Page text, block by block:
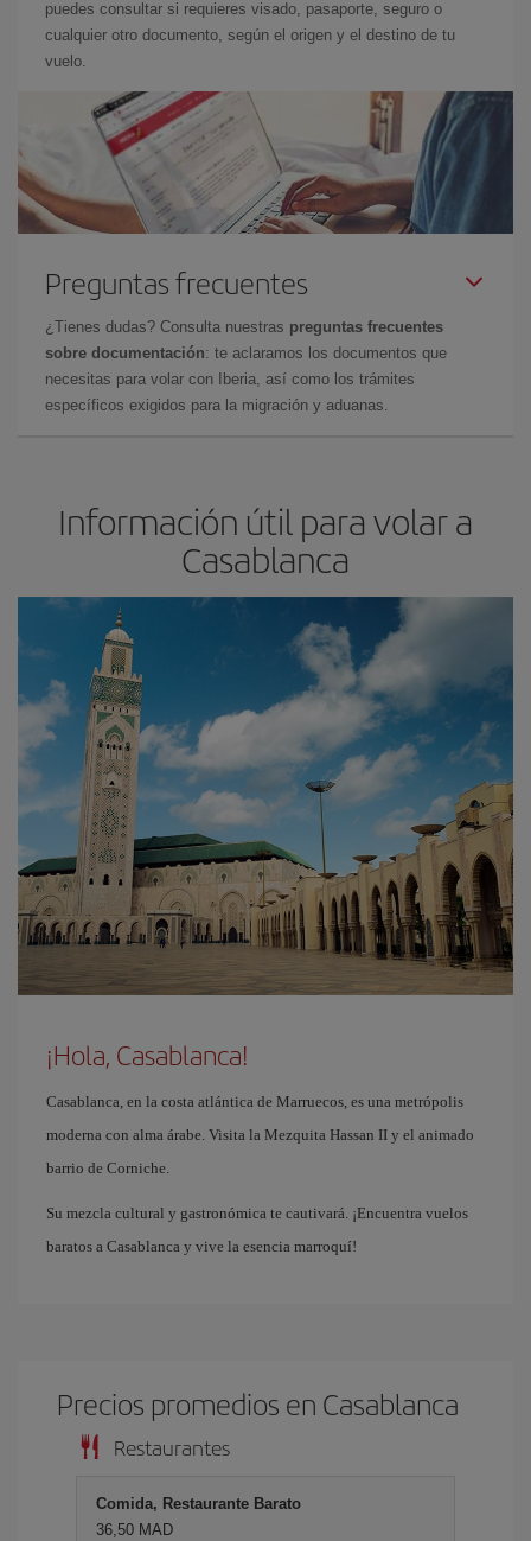
puedes consultar si requieres visado, pasaporte, seguro o
cualquier otro documento, según el origen y el destino de tu
vuelo.
Preguntas frecuentes
¿Tienes dudas? Consulta nuestras preguntas frecuentes
sobre documentación: te aclaramos los documentos que
necesitas para volar con Iberia, así como los trámites
específicos exigidos para la migración y aduanas.
Información útil para volar a
Casablanca
¡Hola, Casablanca!
Casablanca, en la costa atlántica de Marruecos, es una metrópolis
moderna con alma árabe. Visita la Mezquita Hassan II y el animado
barrio de Corniche.
Su mezcla cultural y gastronómica te cautivará. ¡Encuentra vuelos
baratos a Casablanca y vive la esencia marroquí!
Precios promedios en Casablanca
Restaurantes
Comida, Restaurante Barato
36,50 MAD